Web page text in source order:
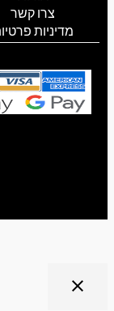
p
צרו קשר
מדיניות פרטיות
close